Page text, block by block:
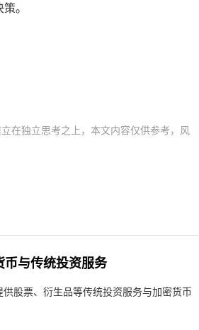
。
在独立思考之上，本文内容仅供参考，风
与传统投资服务
股票、衍生品等传统投资服务与加密货币